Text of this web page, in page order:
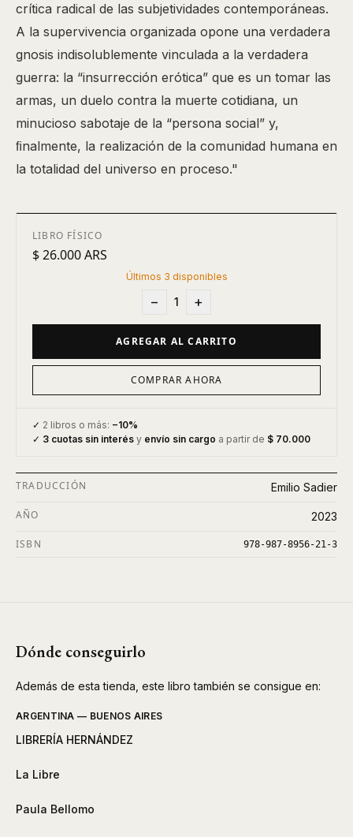
crítica radical de las subjetividades contemporáneas.
A la supervivencia organizada opone una verdadera
gnosis indisolublemente vinculada a la verdadera
guerra: la “insurrección erótica” que es un tomar las
armas, un duelo contra la muerte cotidiana, un
minucioso sabotaje de la “persona social” y,
ﬁnalmente, la realización de la comunidad humana en
la totalidad del universo en proceso."
LIBRO FÍSICO
$ 26.000 ARS
Últimos 3 disponibles
− 1 +
AGREGAR AL CARRITO
COMPRAR AHORA
✓ 2 libros o más: −10%
✓ 3 cuotas sin interés y envío sin cargo a partir de $ 70.000
TRADUCCIÓN Emilio Sadier
AÑO 2023
ISBN 978-987-8956-21-3
Dónde conseguirlo
Además de esta tienda, este libro también se consigue en:
ARGENTINA — BUENOS AIRES
LIBRERÍA HERNÁNDEZ
La Libre
Paula Bellomo